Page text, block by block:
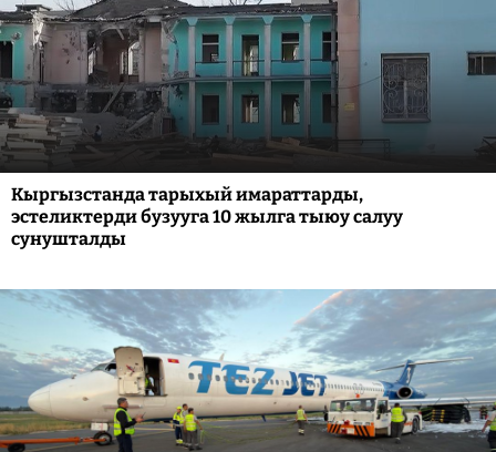
Кыргызстанда тарыхый имараттарды,
эстеликтерди бузууга 10 жылга тыюу салуу
сунушталды